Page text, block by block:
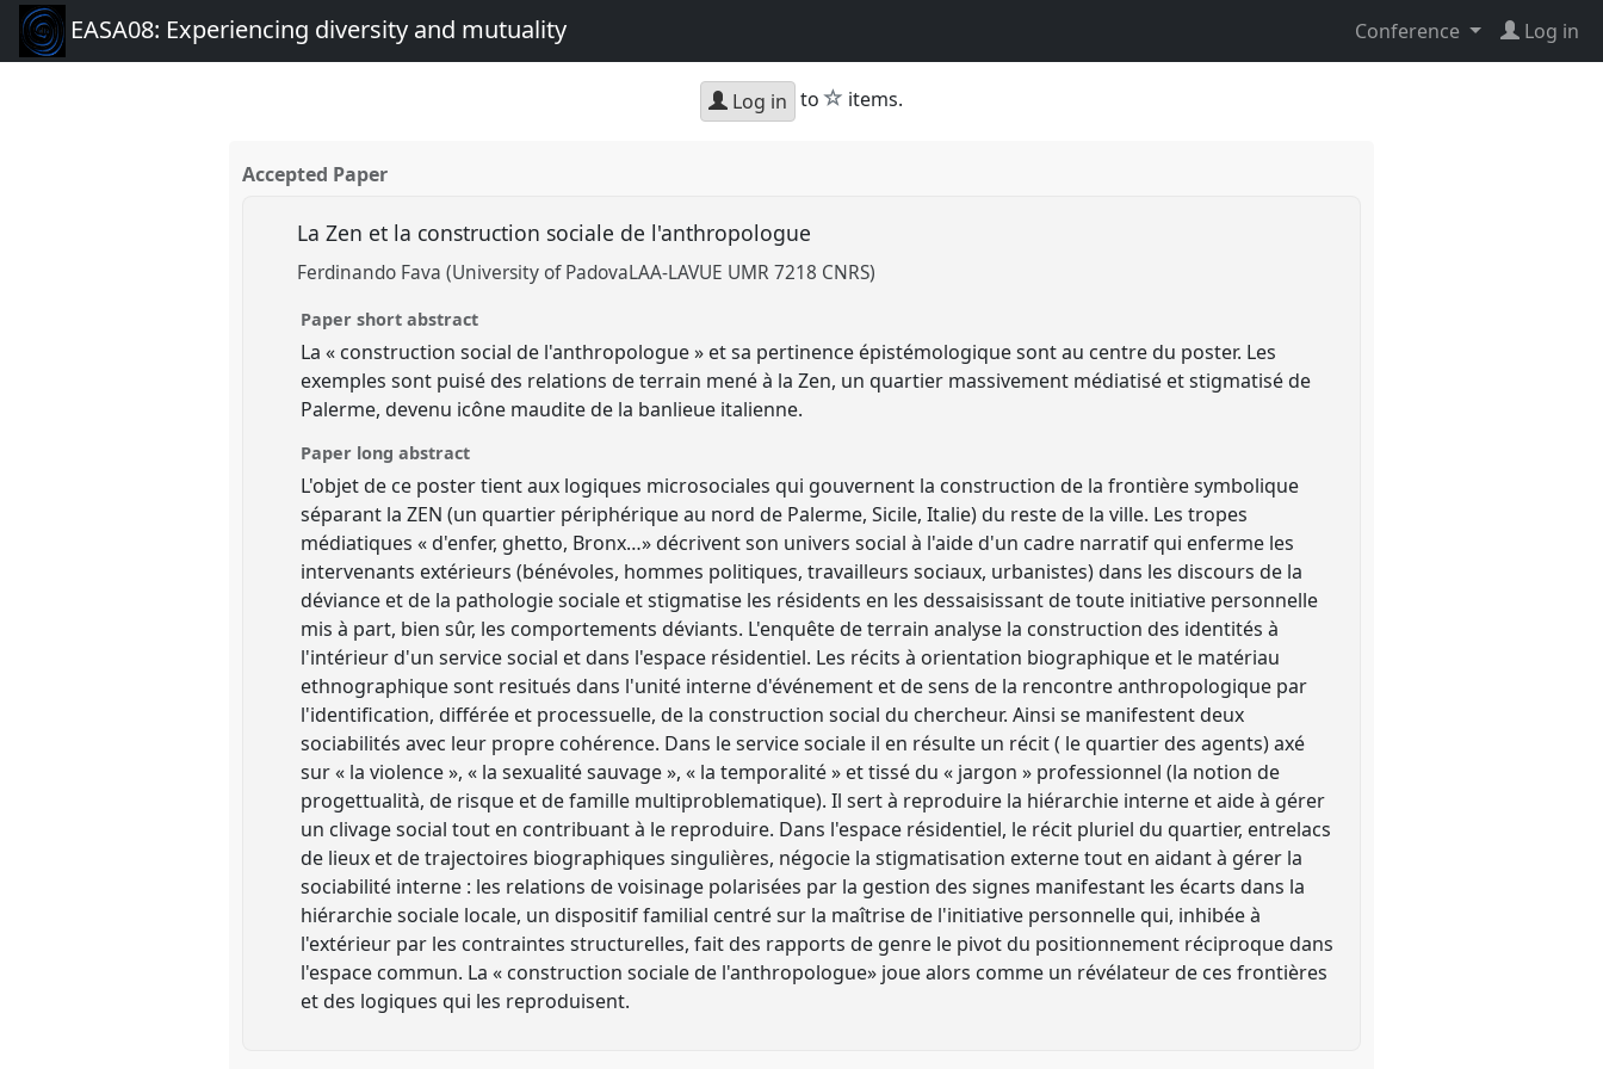
EASA08: Experiencing diversity and mutuality Conference Log in
Log in to star
items.
Accepted Paper
La Zen et la construction sociale de l'anthropologue
Ferdinando Fava (University of PadovaLAA-LAVUE UMR 7218 CNRS)
Paper short abstract
La « construction social de l'anthropologue » et sa pertinence épistémologique sont au centre du poster. Les
exemples sont puisé des relations de terrain mené à la Zen, un quartier massivement médiatisé et stigmatisé de
Palerme, devenu icône maudite de la banlieue italienne.
Paper long abstract
L'objet de ce poster tient aux logiques microsociales qui gouvernent la construction de la frontière symbolique
séparant la ZEN (un quartier périphérique au nord de Palerme, Sicile, Italie) du reste de la ville. Les tropes
médiatiques « d'enfer, ghetto, Bronx…» décrivent son univers social à l'aide d'un cadre narratif qui enferme les
intervenants extérieurs (bénévoles, hommes politiques, travailleurs sociaux, urbanistes) dans les discours de la
déviance et de la pathologie sociale et stigmatise les résidents en les dessaisissant de toute initiative personnelle
mis à part, bien sûr, les comportements déviants. L'enquête de terrain analyse la construction des identités à
l'intérieur d'un service social et dans l'espace résidentiel. Les récits à orientation biographique et le matériau
ethnographique sont resitués dans l'unité interne d'événement et de sens de la rencontre anthropologique par
l'identification, différée et processuelle, de la construction social du chercheur. Ainsi se manifestent deux
sociabilités avec leur propre cohérence. Dans le service sociale il en résulte un récit ( le quartier des agents) axé
sur « la violence », « la sexualité sauvage », « la temporalité » et tissé du « jargon » professionnel (la notion de
progettualità, de risque et de famille multiproblematique). Il sert à reproduire la hiérarchie interne et aide à gérer
un clivage social tout en contribuant à le reproduire. Dans l'espace résidentiel, le récit pluriel du quartier, entrelacs
de lieux et de trajectoires biographiques singulières, négocie la stigmatisation externe tout en aidant à gérer la
sociabilité interne : les relations de voisinage polarisées par la gestion des signes manifestant les écarts dans la
hiérarchie sociale locale, un dispositif familial centré sur la maîtrise de l'initiative personnelle qui, inhibée à
l'extérieur par les contraintes structurelles, fait des rapports de genre le pivot du positionnement réciproque dans
l'espace commun. La « construction sociale de l'anthropologue» joue alors comme un révélateur de ces frontières
et des logiques qui les reproduisent.